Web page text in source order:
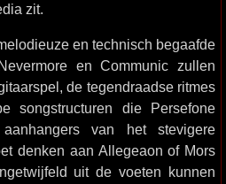
zit.
en technisch begaafde
en Communic zullen
de tegendraadse ritmes
songstructuren die Persefone
van het stevigere
denken aan Allegeaon of Mors
uit de voeten kunnen